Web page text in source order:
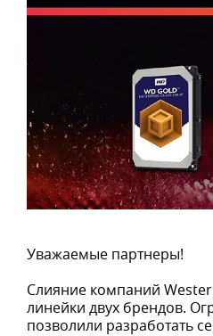
Уважаемые партнеры!
Слияние компаний
линейки двух брендов.
позволили разработать